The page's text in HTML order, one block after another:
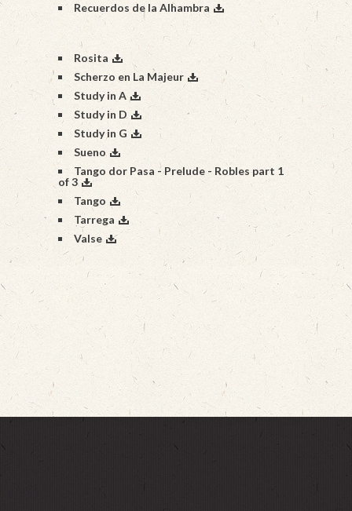
Recuerdos de la Alhambra
Rosita
Scherzo en La Majeur
Study in A
Study in D
Study in G
Sueno
Tango dor Pasa - Prelude - Robles part 1
of 3
Tango
Tarrega
Valse